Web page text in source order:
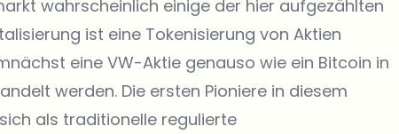
wahrscheinlich einige der hier aufgezählten
ist eine Tokenisierung von Aktien
eine VW-Aktie genauso wie ein Bitcoin in
werden. Die ersten Pioniere in diesem
als traditionelle regulierte